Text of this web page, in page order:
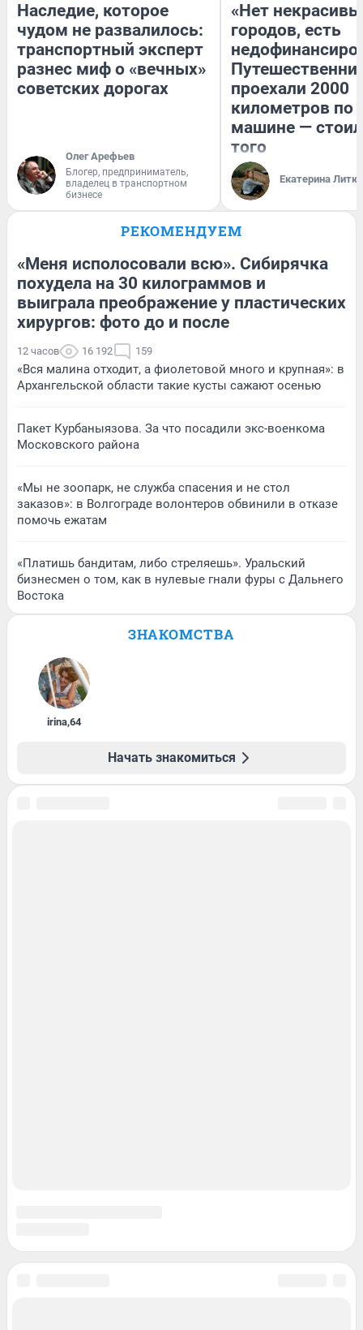
Наследие, которое
чудом не развалилось:
транспортный эксперт
разнес миф о «вечных»
советских дорогах
Олег Арефьев
Блогер, предприниматель,
владелец в транспортном
бизнесе
«Нет
городов, есть
проехали 2000
километров по
машине —
того
Екатерина
РЕКОМЕНДУЕМ
«Меня исполосовали всю». Сибирячка
похудела на 30 килограммов и
выиграла преображение у пластических
хирургов: фото до и после
12 часов 16 192 159
«Вся малина отходит, а фиолетовой много и крупная»: в
Архангельской области такие кусты сажают осенью
Пакет Курбаныязова. За что посадили экс-военкома
Московского района
«Мы не зоопарк, не служба спасения и не стол
заказов»: в Волгограде волонтеров обвинили в отказе
помочь ежатам
«Платишь бандитам, либо стреляешь». Уральский
бизнесмен о том, как в нулевые гнали фуры с Дальнего
Востока
ЗНАКОМСТВА
irina,64
Начать знакомиться